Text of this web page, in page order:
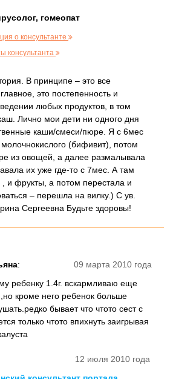
гомеопат
о консультанте
консультанта
В принципе – это все
это постепенность и
любых продуктов, в том
Лично мои дети ни одного дня
каши/смеси/пюре. Я с 6мес
(бифивит), потом
из овощей, а далее размалывала
их уже где-то с 7мес. А там
и фрукты, а потом перестала и
– перешла на вилку.) С ув.
Сергеевна Будьте здоровы!
09 марта 2010 года
:
ребенку 1.4г. вскармливаю еще
кроме него ребенок больше
бывает что чтото сест с
только чтото впихнуть заигрывая
12 июля 2010 года